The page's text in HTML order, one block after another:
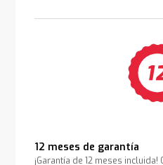
12 meses de garantía
¡Garantía de 12 meses